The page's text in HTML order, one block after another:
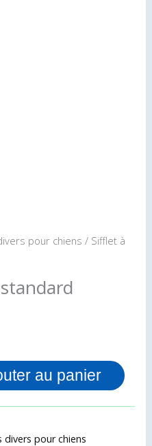
pour chiens / Sifflet à
au panier
divers pour chiens